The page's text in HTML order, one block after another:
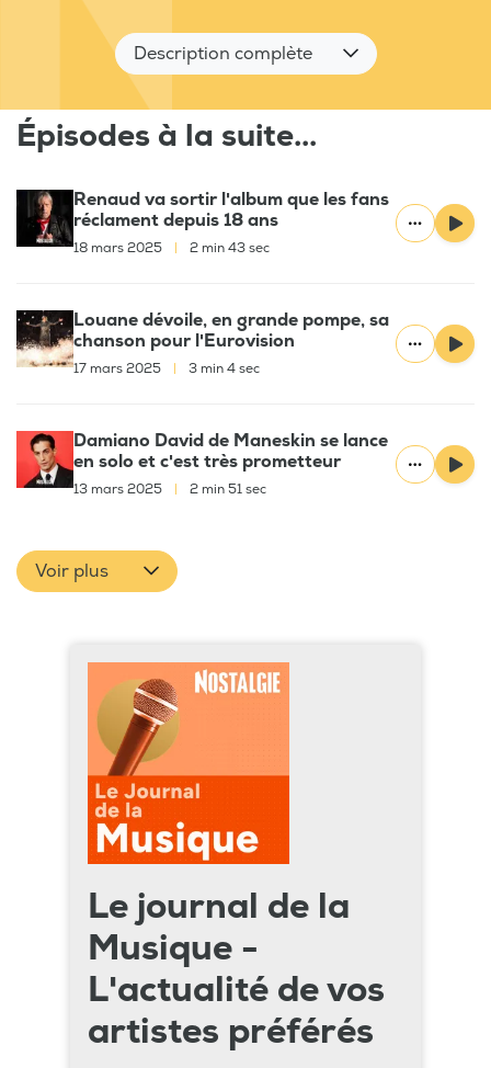
Description complète
Épisodes à la suite...
Renaud va sortir l'album que les fans
réclament depuis 18 ans
18 mars 2025 2 min 43 sec
Louane dévoile, en grande pompe, sa
chanson pour l'Eurovision
17 mars 2025 3 min 4 sec
Damiano David de Maneskin se lance
en solo et c'est très prometteur
13 mars 2025 2 min 51 sec
Voir plus
Le journal de la
Musique -
L'actualité de vos
artistes préférés